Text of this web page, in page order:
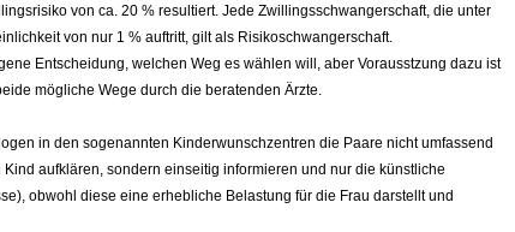
von ca. 20 % resultiert. Jede Zwillingsschwangerschaft, die unter
von nur 1 % auftritt, gilt als Risikoschwangerschaft.
Entscheidung, welchen Weg es wählen will, aber Vorausstzung dazu ist
mögliche Wege durch die beratenden Ärzte.
in den sogenannten Kinderwunschzentren die Paare nicht umfassend
aufklären, sondern einseitig informieren und nur die künstliche
obwohl diese eine erhebliche Belastung für die Frau darstellt und